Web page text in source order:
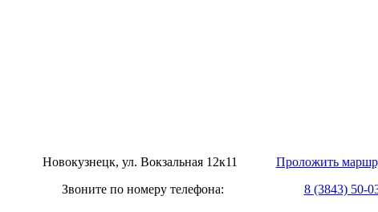
Новокузнецк, ул. Вокзальная 12к11 Проложить
Звоните по номеру телефона: 8 (3843) 50-